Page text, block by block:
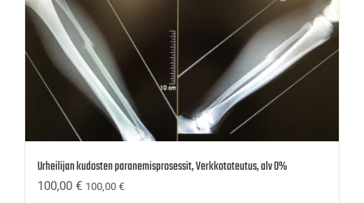
Urheilijan kudosten paranemisprosessit, Verkkototeutus, alv 0%
100,00 € 100,00 €